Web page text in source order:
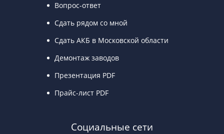
Вопрос-ответ
Сдать рядом со мной
Сдать АКБ в Московской области
Демонтаж заводов
Презентация PDF
Прайс-лист PDF
Социальные сети